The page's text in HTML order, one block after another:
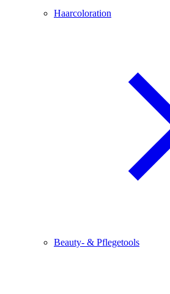
Haarcoloration
Beauty- & Pflegetools